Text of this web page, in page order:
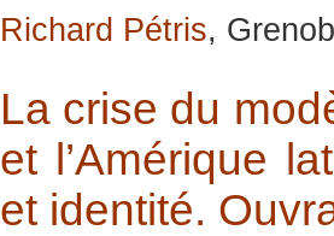
Richard Pétris,
La crise du
et l’Amérique
et identité.